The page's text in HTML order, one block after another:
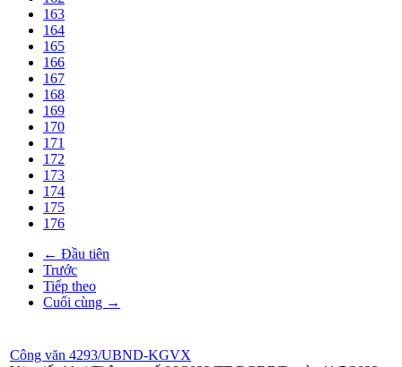
163
164
165
166
167
168
169
170
171
172
173
174
175
176
← Đầu tiên
Trước
Tiếp theo
Cuối cùng →
Công văn 4293/UBND-KGVX